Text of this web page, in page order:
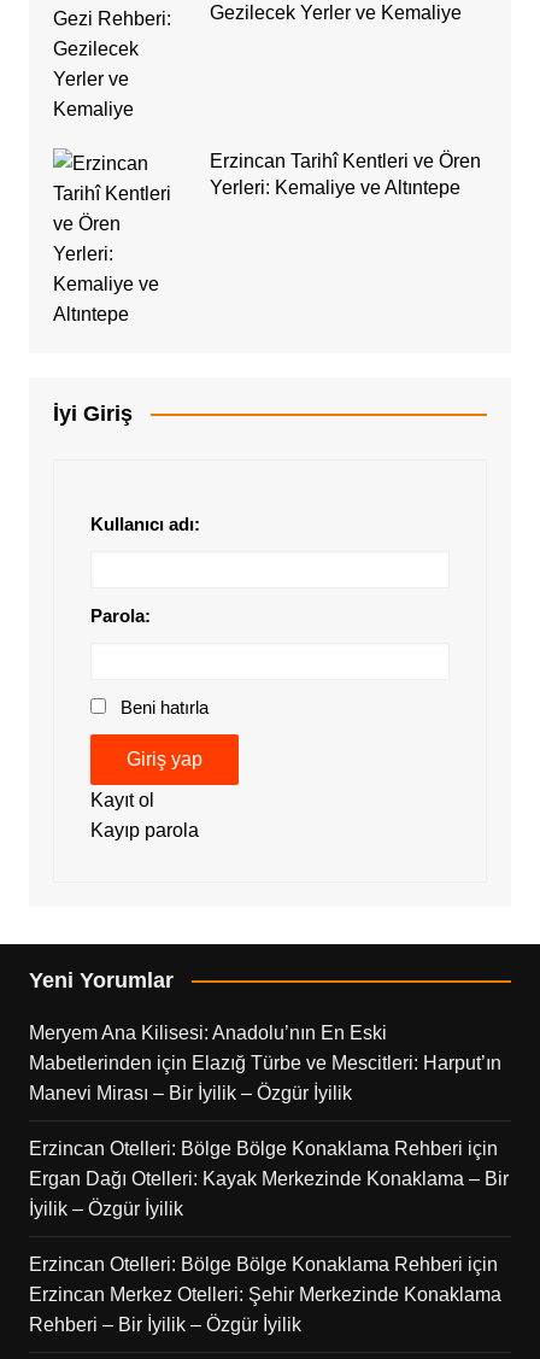
Gezilecek Yerler ve Kemaliye
Erzincan Tarihî Kentleri ve Ören
Yerleri: Kemaliye ve Altıntepe
İyi Giriş
Kullanıcı adı:
Parola:
Beni hatırla
Giriş yap
Kayıt ol
Kayıp parola
Yeni Yorumlar
Meryem Ana Kilisesi: Anadolu’nın En Eski
Mabetlerinden için Elazığ Türbe ve Mescitleri: Harput’ın
Manevi Mirası – Bir İyilik – Özgür İyilik
Erzincan Otelleri: Bölge Bölge Konaklama Rehberi için
Ergan Dağı Otelleri: Kayak Merkezinde Konaklama – Bir
İyilik – Özgür İyilik
Erzincan Otelleri: Bölge Bölge Konaklama Rehberi için
Erzincan Merkez Otelleri: Şehir Merkezinde Konaklama
Rehberi – Bir İyilik – Özgür İyilik